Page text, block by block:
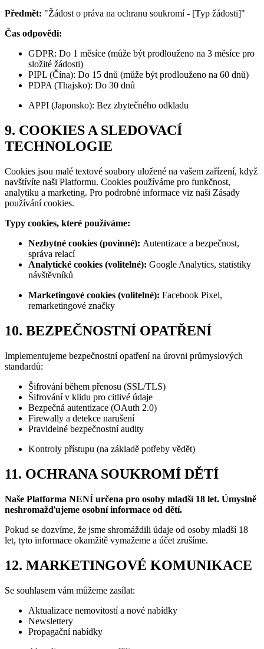
Předmět: "Žádost o práva na ochranu soukromí - [Typ žádosti]"
Čas odpovědi:
GDPR: Do 1 měsíce (může být prodlouženo na 3 měsíce pro
složité žádosti)
PIPL (Čína): Do 15 dnů (může být prodlouženo na 60 dnů)
PDPA (Thajsko): Do 30 dnů
APPI (Japonsko): Bez zbytečného odkladu
9. COOKIES A SLEDOVACÍ
TECHNOLOGIE
Cookies jsou malé textové soubory uložené na vašem zařízení, když
navštívíte naši Platformu. Cookies používáme pro funkčnost,
analytiku a marketing. Pro podrobné informace viz naši Zásady
používání cookies.
Typy cookies, které používáme:
Nezbytné cookies (povinné): Autentizace a bezpečnost,
správa relací
Analytické cookies (volitelné): Google Analytics, statistiky
návštěvníků
Marketingové cookies (volitelné): Facebook Pixel,
remarketingové značky
10. BEZPEČNOSTNÍ OPATŘENÍ
Implementujeme bezpečnostní opatření na úrovni průmyslových
standardů:
Šifrování během přenosu (SSL/TLS)
Šifrování v klidu pro citlivé údaje
Bezpečná autentizace (OAuth 2.0)
Firewally a detekce narušení
Pravidelné bezpečnostní audity
Kontroly přístupu (na základě potřeby vědět)
11. OCHRANA SOUKROMÍ DĚTÍ
Naše Platforma NENÍ určena pro osoby mladší 18 let. Úmyslně
neshromažďujeme osobní informace od dětí.
Pokud se dozvíme, že jsme shromáždili údaje od osoby mladší 18
let, tyto informace okamžitě vymažeme a účet zrušíme.
12. MARKETINGOVÉ KOMUNIKACE
Se souhlasem vám můžeme zasílat:
Aktualizace nemovitostí a nové nabídky
Newslettery
Propagační nabídky